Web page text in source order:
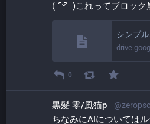
(   ᷇ᵕ ᷆  )これってブロッ
シンプ
0
黒髪 零/風猫p
ちなみにAIについては